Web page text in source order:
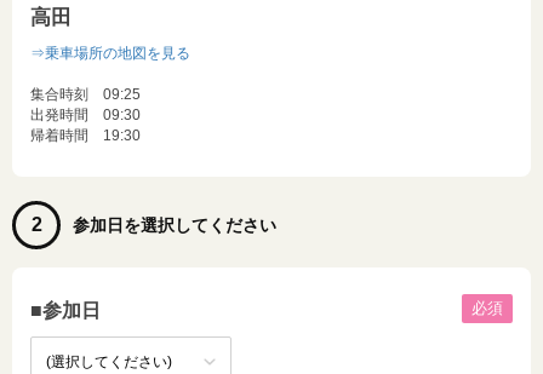
高田
⇒乗車場所の地図を見る
集合時刻 09:25
出発時間 09:30
帰着時間 19:30
2 参加日を選択してください
■参加日 必須